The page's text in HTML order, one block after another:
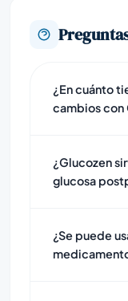
¿En cuánto
cambios con
¿Glucozen
glucosa
¿Se puede